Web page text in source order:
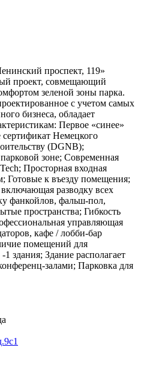
проспект, 119»
проект, совмещающий
зеленой зоны парка.
с учетом самых
бизнеса, обладает
Первое «синее»
Немецкого
(DGNB);
зоне; Современная
Просторная входная
Готовые к въезду помещения;
разводку всех
фанкойлов, фальш-пол,
пространства; Гибкость
управляющая
кафе / лобби-бар
помещений для
здания; Здание располагает
залами; Парковка для